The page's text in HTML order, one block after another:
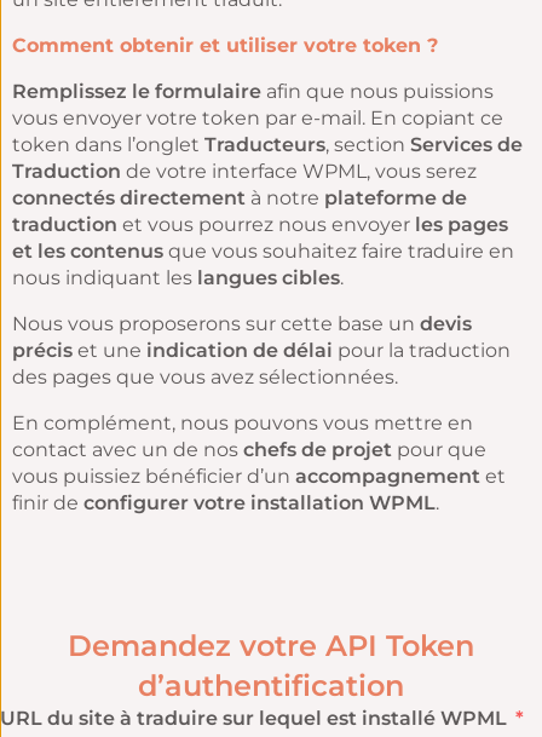
Comment obtenir et utiliser votre token ?
Remplissez le formulaire afin que nous puissions
vous envoyer votre token par e-mail. En copiant ce
token dans l’onglet Traducteurs, section Services de
Traduction de votre interface WPML, vous serez
connectés directement à notre plateforme de
traduction et vous pourrez nous envoyer les pages
et les contenus que vous souhaitez faire traduire en
nous indiquant les langues cibles.
Nous vous proposerons sur cette base un devis
précis et une indication de délai pour la traduction
des pages que vous avez sélectionnées.
En complément, nous pouvons vous mettre en
contact avec un de nos chefs de projet pour que
vous puissiez bénéficier d’un accompagnement et
finir de configurer votre installation WPML.
Demandez votre API Token
d’authentification
URL du site à traduire sur lequel est installé WPML